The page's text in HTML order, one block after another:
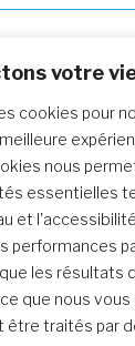
votre
cookies pour
nous
essentielles
et
performances
les résultats
que nous
être traités par
parcours de